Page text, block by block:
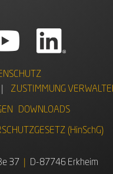
ZUSTIMMUNG
DOWNLOADS
(HinSchG)
37 D-87746 Erkheim